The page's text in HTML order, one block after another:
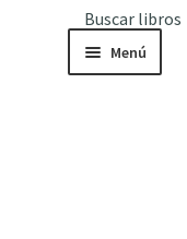
Buscar libros
Menú